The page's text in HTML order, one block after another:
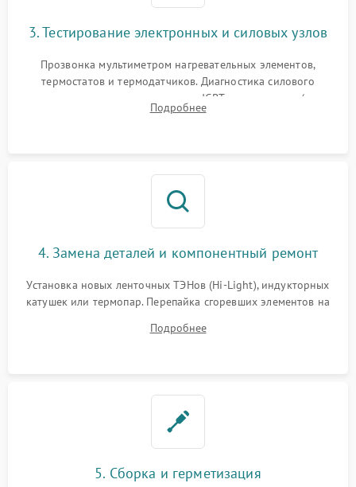
3. Тестирование электронных и силовых узлов
Прозвонка мультиметром нагревательных элементов,
термостатов и термодатчиков. Диагностика силового
модуля, реле, диодных мостов и IGBT-транзисторов (для
индукции). Проверка кранов и газ-контроля (для газовых
Подробнее
4. Замена деталей и компонентный ремонт
Установка новых ленточных ТЭНов (Hi-Light), индукторных
катушек или термопар. Перепайка сгоревших элементов на
дорожек. Очистка контактов и замена поврежденной
Подробнее
5. Сборка и герметизация